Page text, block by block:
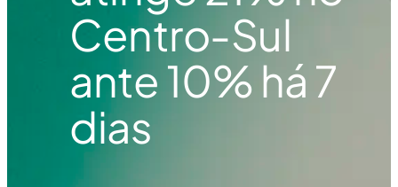
Centro-Sul
ante 10% há 7
dias